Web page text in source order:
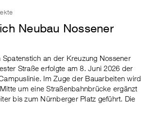
Neubau Nossener
an der Kreuzung Nossener
Straße erfolgte am 8. Juni 2026 der
Im Zuge der Bauarbeiten wird
um eine Straßenbahnbrücke ergänzt
bis zum Nürnberger Platz geführt. Die